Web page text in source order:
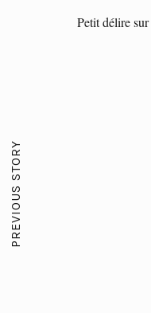
PREVIOUS STORY
Petit délire sur